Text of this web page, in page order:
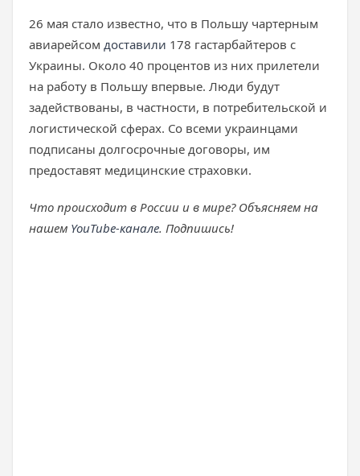
26 мая стало известно, что в Польшу чартерным
авиарейсом доставили 178 гастарбайтеров с
Украины. Около 40 процентов из них прилетели
на работу в Польшу впервые. Люди будут
задействованы, в частности, в потребительской и
логистической сферах. Со всеми украинцами
подписаны долгосрочные договоры, им
предоставят медицинские страховки.
Что происходит в России и в мире? Объясняем на
нашем YouTube-канале. Подпишись!